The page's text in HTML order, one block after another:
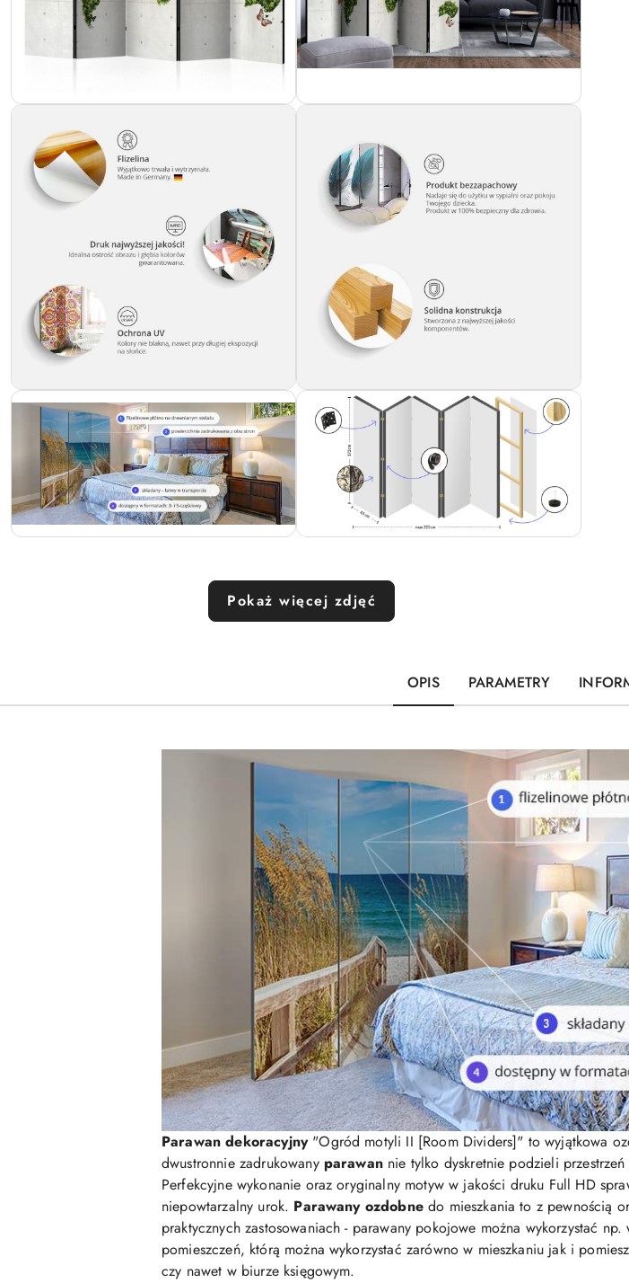
Pokaż więcej zdjęć
OPIS PARAMETRY
Parawan dekoracyjny"Ogród motyli II [Room Dividers]" to wyjątkowa
dwustronnie zadrukowany parawannie tylko dyskretnie podzieli
Perfekcyjne wykonanie oraz oryginalny motyw w jakości druku Full HD
niepowtarzalny urok. Parawany ozdobnedo mieszkania to z pewnością
praktycznych zastosowaniach - parawany pokojowe można wykorzystać
pomieszczeń, którą można wykorzystać zarówno w mieszkaniu jak i
czy nawet w biurze księgowym.